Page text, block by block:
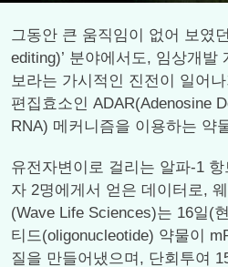
그동안 큰 움직임이 없어 보였
editing)’ 분야에서도, 임상개발
보라는 가시적인 진전이 일어
편집효소인 ADAR(Adenosine
RNA) 메커니즘을 이용하는 약
유전자변이로 걸리는 알파-1
자 2명에게서 얻은 데이터로,
(Wave Life Sciences)는 16일(
티드(oligonucleotide) 약물이
질을 만들어냈으며, 단회투여